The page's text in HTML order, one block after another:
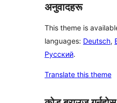
अनुवादहरू
This theme is
languages: Deutsch,
Русский.
Translate this theme